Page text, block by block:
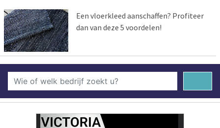
Een vloerkleed aanschaffen? Profiteer
dan van deze 5 voordelen!